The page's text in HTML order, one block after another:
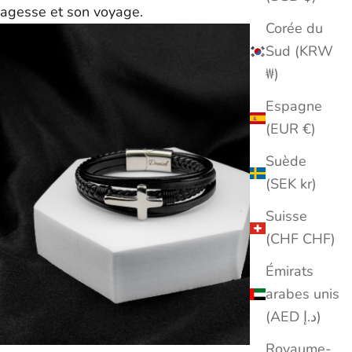
Corée du
Sud (KRW
₩)
Espagne
(EUR €)
Suède
(SEK kr)
Suisse
(CHF CHF)
Émirats
arabes unis
(AED د.إ)
Canada : 5 à 15 jours ouvrables
les délais de livraison sont approximatifs et
fonction de facteurs externes. Les dates de livraison exactes ne
N'hésitez pas à nous contacter à l'adresse support@ziella.co si
vous avez d'autres questions ; notre équipe se fera un plaisir de
vous répondre dans les plus brefs délais !
et son voyage.